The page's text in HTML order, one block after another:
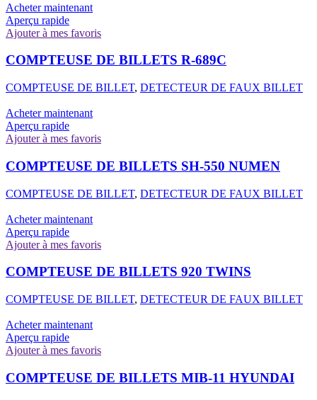
Acheter maintenant
Aperçu rapide
Ajouter à mes favoris
COMPTEUSE DE BILLETS R-689C
COMPTEUSE DE BILLET, DETECTEUR DE FAUX BILLET
Acheter maintenant
Aperçu rapide
Ajouter à mes favoris
COMPTEUSE DE BILLETS SH-550 NUMEN
COMPTEUSE DE BILLET, DETECTEUR DE FAUX BILLET
Acheter maintenant
Aperçu rapide
Ajouter à mes favoris
COMPTEUSE DE BILLETS 920 TWINS
COMPTEUSE DE BILLET, DETECTEUR DE FAUX BILLET
Acheter maintenant
Aperçu rapide
Ajouter à mes favoris
COMPTEUSE DE BILLETS MIB-11 HYUNDAI